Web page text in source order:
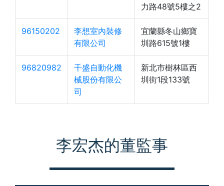
力路48號5樓之2
96150202
李想室內裝修
有限公司
宜蘭縣冬山鄉寶
圳路615號1樓
96820982
千盛自動化機
械股份有限公
司
新北市樹林區西
圳街1段133號
李宏杰的董監事